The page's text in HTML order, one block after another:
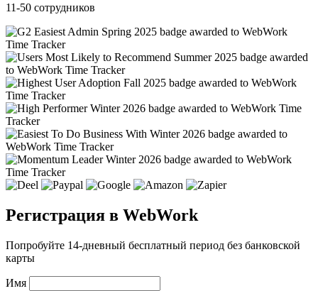
11-50 сотрудников
Регистрация в WebWork
Попробуйте 14-дневный бесплатный период без банковской
карты
Имя